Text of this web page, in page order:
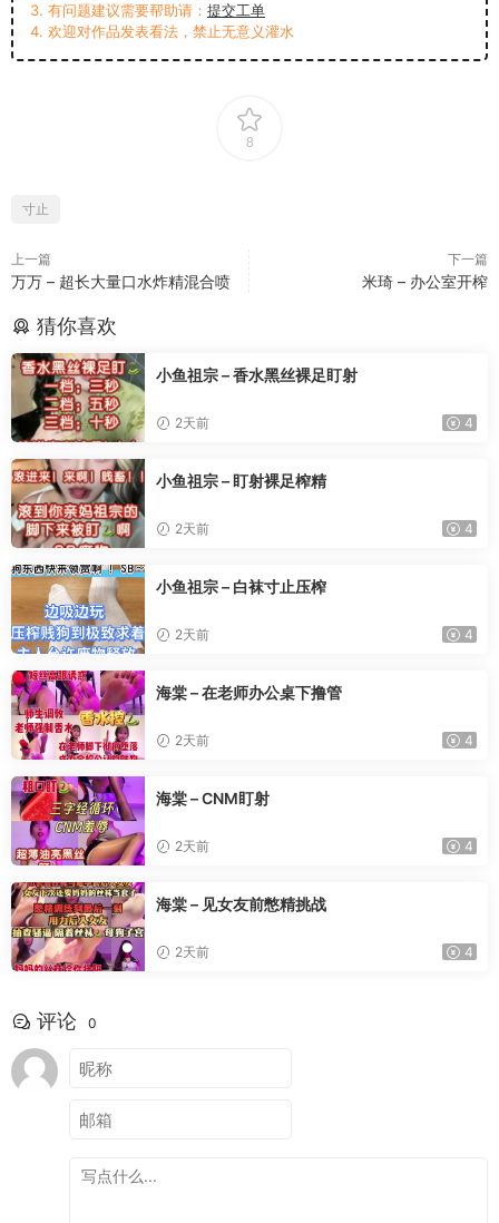
3. 有问题建议需要帮助请： 提交工单
4. 欢迎对作品发表看法，禁止无意义灌水
8
寸止
上一篇
万万 – 超长大量口水炸精混合喷
下一篇
米琦 – 办公室开榨
猜你喜欢
小鱼祖宗 – 香水黑丝裸足盯射
2天前 4
小鱼祖宗 – 盯射裸足榨精
2天前 4
小鱼祖宗 – 白袜寸止压榨
2天前 4
海棠 – 在老师办公桌下撸管
2天前 4
海棠 – CNM盯射
2天前 4
海棠 – 见女友前憋精挑战
2天前 4
评论 0